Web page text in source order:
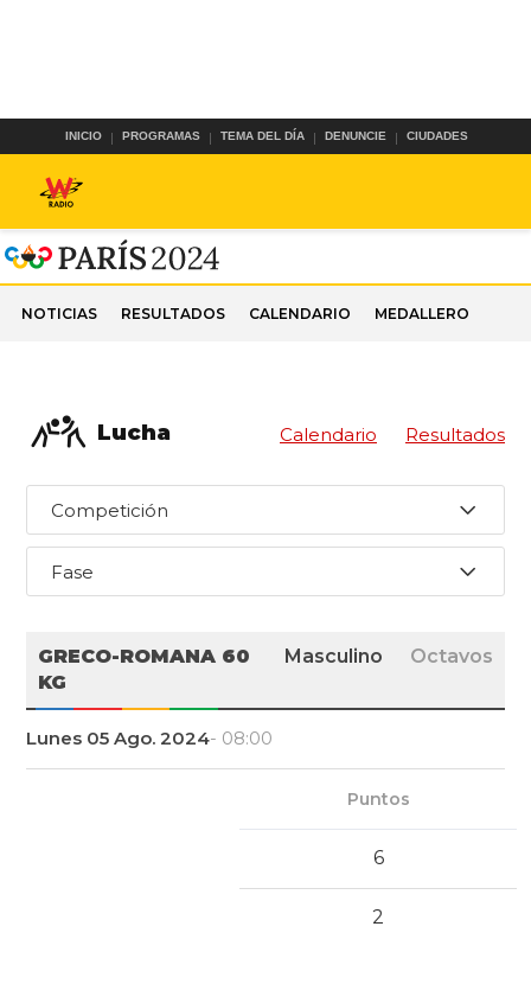
INICIO PROGRAMAS TEMA DEL DÍA DENUNCIE CIUDADES
NOTICIAS RESULTADOS CALENDARIO MEDALLERO
Lucha Calendario Resultados
Competición
Fase
GRECO-ROMANA 60
KG
Masculino Octavos
Lunes 05 Ago. 2024- 08:00
Puntos
6
2